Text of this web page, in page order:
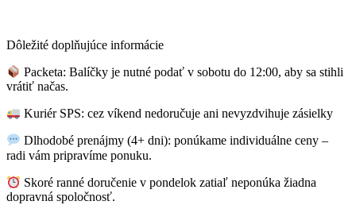
Dôležité doplňujúce informácie
Packeta: Balíčky je nutné podať v sobotu do 12:00, aby sa stihli
vrátiť načas.
Kuriér SPS: cez víkend nedoručuje ani nevyzdvihuje zásielky
Dlhodobé prenájmy (4+ dni): ponúkame individuálne ceny –
radi vám pripravíme ponuku.
Skoré ranné doručenie v pondelok zatiaľ neponúka žiadna
dopravná spoločnosť.